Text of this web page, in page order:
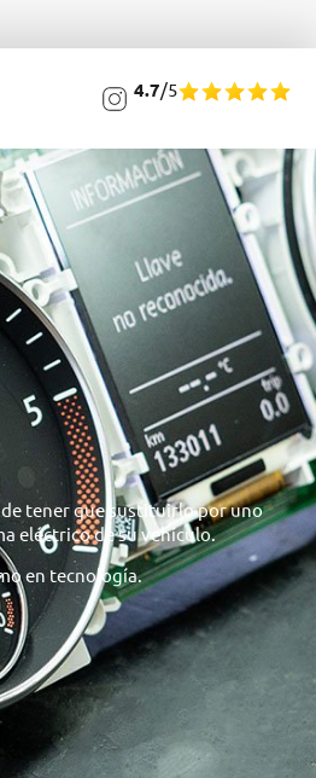
4.7/5
tener que sustituirlo por uno
eléctrico de su vehículo.
en tecnología.